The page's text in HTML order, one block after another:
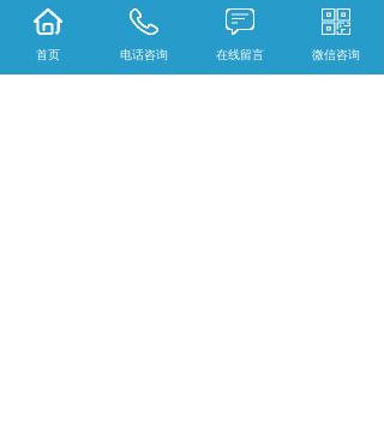
首页 电话咨询 在线留言 微信咨询